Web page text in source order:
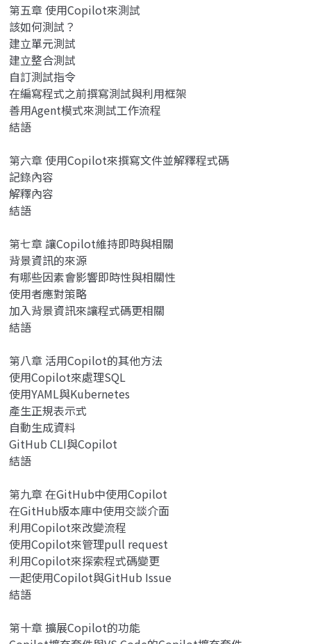
第五章 使用Copilot來測試
該如何測試？
建立單元測試
建立整合測試
自訂測試指令
在編寫程式之前撰寫測試與利用框架
善用Agent模式來測試工作流程
結語
第六章 使用Copilot來撰寫文件並解釋程式碼
記錄內容
解釋內容
結語
第七章 讓Copilot維持即時與相關
背景資訊的來源
有哪些因素會影響即時性與相關性
使用者應對策略
加入背景資訊來讓程式碼更相關
結語
第八章 活用Copilot的其他方法
使用Copilot來處理SQL
使用YAML與Kubernetes
產生正規表示式
自動生成資料
GitHub CLI與Copilot
結語
第九章 在GitHub中使用Copilot
在GitHub版本庫中使用交談介面
利用Copilot來改變流程
使用Copilot來管理pull request
利用Copilot來探索程式碼變更
一起使用Copilot與GitHub Issue
結語
第十章 擴展Copilot的功能